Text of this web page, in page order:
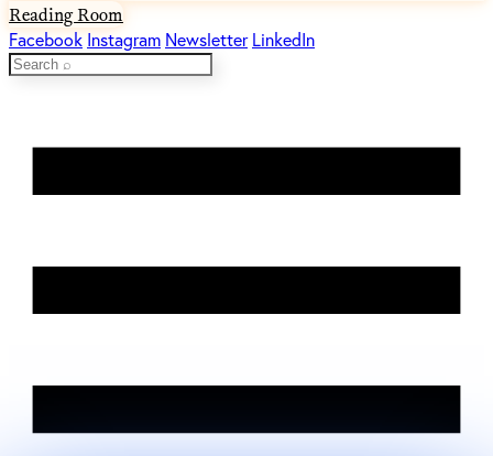
Reading Room
Facebook Instagram Newsletter LinkedIn